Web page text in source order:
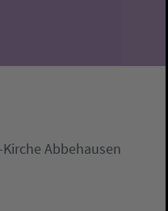
Abbehausen